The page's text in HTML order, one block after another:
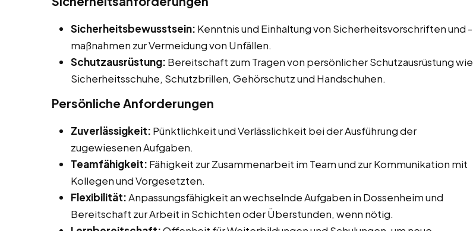
Sicherheitsbewusstsein: Kenntnis und Einhaltung von Sicherheitsvorschriften und -
maßnahmen zur Vermeidung von Unfällen.
Schutzausrüstung: Bereitschaft zum Tragen von persönlicher Schutzausrüstung wie
Sicherheitsschuhe, Schutzbrillen, Gehörschutz und Handschuhen.
Persönliche Anforderungen
Zuverlässigkeit: Pünktlichkeit und Verlässlichkeit bei der Ausführung der
zugewiesenen Aufgaben.
Teamfähigkeit: Fähigkeit zur Zusammenarbeit im Team und zur Kommunikation mit
Kollegen und Vorgesetzten.
Flexibilität:Anpassungsfähigkeit an wechselnde Aufgaben in Dossenheim und
Bereitschaft zur Arbeit in Schichten oder Überstunden, wenn nötig.